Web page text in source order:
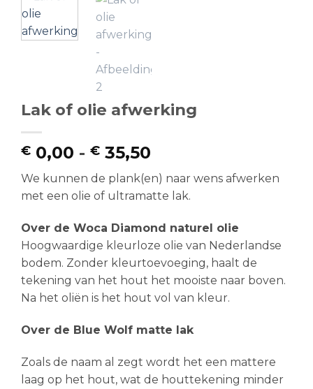
Lak of olie afwerking
€ 0,00 - € 35,50
€ 0,00
tot
€ 35,50
We kunnen de plank(en) naar wens afwerken
met een olie of ultramatte lak.
Over de Woca Diamond naturel olie
Hoogwaardige kleurloze olie van Nederlandse
bodem. Zonder kleurtoevoeging, haalt de
tekening van het hout het mooiste naar boven.
Na het oliën is het hout vol van kleur.
Over de Blue Wolf matte lak
Zoals de naam al zegt wordt het een mattere
laag op het hout, wat de houttekening minder